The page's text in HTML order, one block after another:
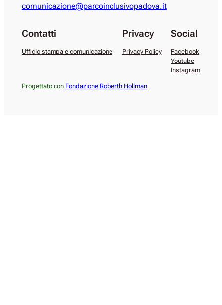
comunicazione@parcoinclusivopadova.it
Contatti
Ufficio stampa e comunicazione
Privacy
Privacy Policy
Social
Facebook
Youtube
Instagram
Progettato con Fondazione Roberth Hollman